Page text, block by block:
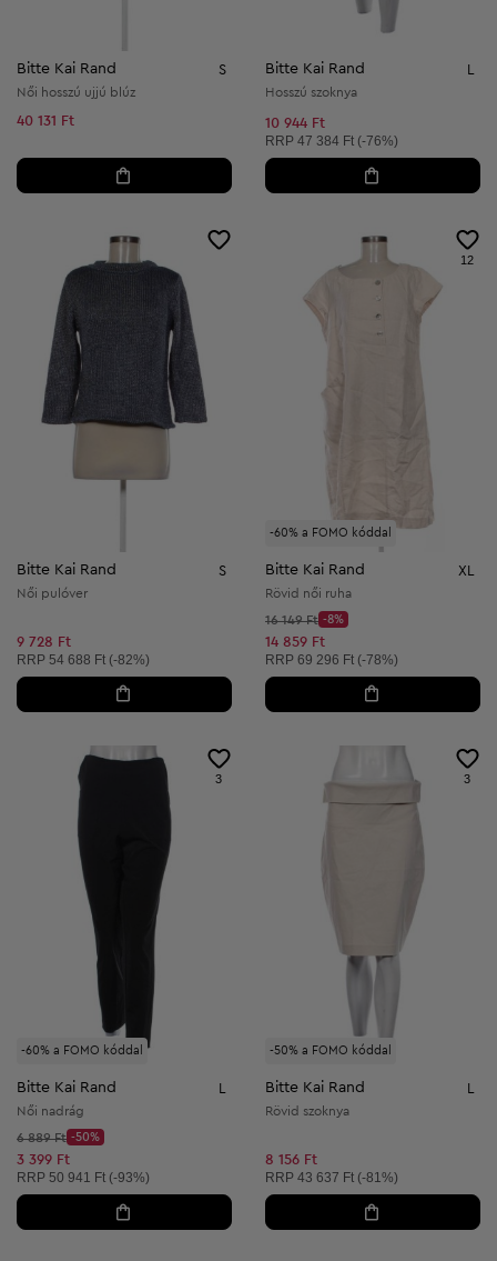
Bitte Kai Rand S
Női hosszú ujjú blúz
40 131 Ft
Bitte Kai Rand
Hosszú szoknya
10 944 Ft
Ajánlott ár:
RRP 47 384 Ft (-76%)
Bitte Kai Rand S
Női pulóver
9 728 Ft
Ajánlott ár:
RRP 54 688 Ft (-82%)
-60% a FOMO kóddal
12
Bitte Kai Rand XL
Rövid női ruha
Kezdő ár:
16 149 Ft
Discount Price:
-8%
Csökkentett ár:
14 859 Ft
Ajánlott ár:
RRP 69 296 Ft (-78%)
-60% a FOMO kóddal
3
Bitte Kai Rand L
Női nadrág
Kezdő ár:
6 889 Ft
Discount Price:
-50%
Csökkentett ár:
3 399 Ft
Ajánlott ár:
RRP 50 941 Ft (-93%)
-50% a FOMO kóddal
3
Bitte Kai Rand L
Rövid szoknya
8 156 Ft
Ajánlott ár:
RRP 43 637 Ft (-81%)